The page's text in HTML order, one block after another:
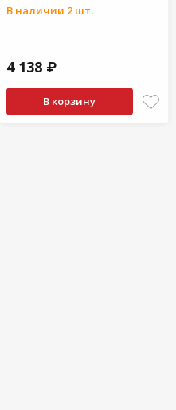
В наличии 2 шт.
4 138 ₽
В корзину